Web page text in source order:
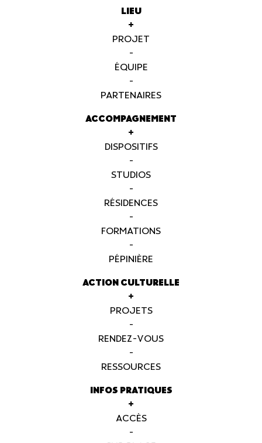
LIEU
+
PROJET
-
ÉQUIPE
-
PARTENAIRES
ACCOMPAGNEMENT
+
DISPOSITIFS
-
STUDIOS
-
RÉSIDENCES
-
FORMATIONS
-
PÉPINIÈRE
ACTION CULTURELLE
+
PROJETS
-
RENDEZ-VOUS
-
RESSOURCES
INFOS PRATIQUES
+
ACCÈS
-